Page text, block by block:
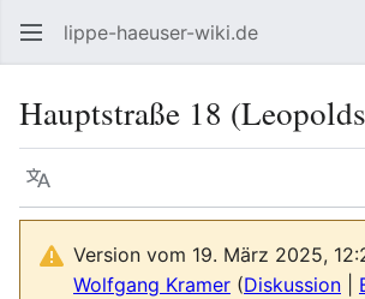
lippe-haeuser-wiki.de
Hauptstraße 18
Sprache
Version vom 19. März 2025,
Wolfgang Kramer (Diskussion